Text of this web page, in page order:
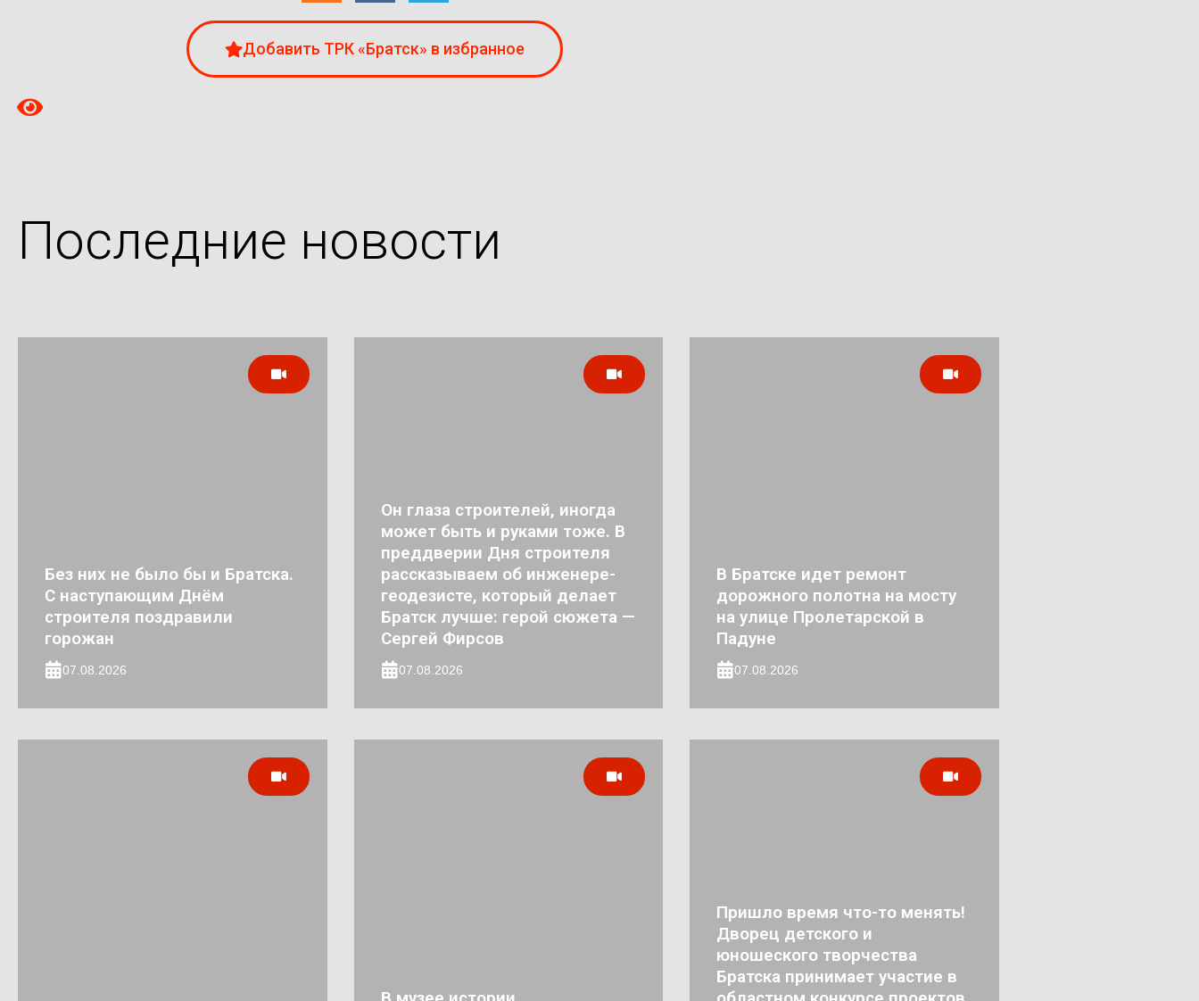
Добавить ТРК «Братск» в избранное
Последние новости
Без них не было бы и Братска.
С наступающим Днём
строителя поздравили
горожан
07.08.2026
Он глаза строителей, иногда
может быть и руками тоже. В
преддверии Дня строителя
рассказываем об инженере-
геодезисте, который делает
Братск лучше: герой сюжета —
Сергей Фирсов
07.08.2026
В Братске идет ремонт
дорожного полотна на мосту
на улице Пролетарской в
Падуне
07.08.2026
Пришло время что-то менять!
Дворец детского и
юношеского творчества
Братска принимает участие в